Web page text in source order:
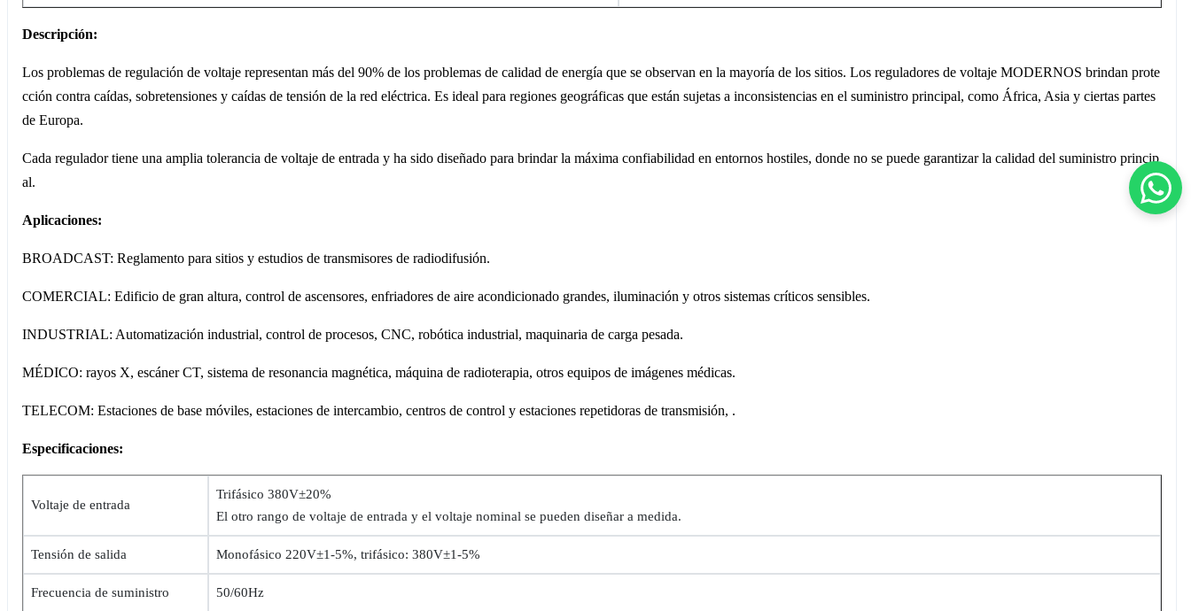
Descripción:
Los problemas de regulación de voltaje representan más del 90% de los problemas de calidad de energía que se observan en la mayoría de los sitios. Los reguladores de voltaje MODERNOS brindan prote
cción contra caídas, sobretensiones y caídas de tensión de la red eléctrica. Es ideal para regiones geográficas que están sujetas a inconsistencias en el suministro principal, como África, Asia y ciertas partes
de Europa.
Cada regulador tiene una amplia tolerancia de voltaje de entrada y ha sido diseñado para brindar la máxima confiabilidad en entornos hostiles, donde no se puede garantizar la calidad del suministro princip
al.
Aplicaciones:
BROADCAST: Reglamento para sitios y estudios de transmisores de radiodifusión.
COMERCIAL: Edificio de gran altura, control de ascensores, enfriadores de aire acondicionado grandes, iluminación y otros sistemas críticos sensibles.
INDUSTRIAL: Automatización industrial, control de procesos, CNC, robótica industrial, maquinaria de carga pesada.
MÉDICO: rayos X, escáner CT, sistema de resonancia magnética, máquina de radioterapia, otros equipos de imágenes médicas.
TELECOM: Estaciones de base móviles, estaciones de intercambio, centros de control y estaciones repetidoras de transmisión, .
Especificaciones:
Voltaje de entrada
Trifásico 380V±20%
El otro rango de voltaje de entrada y el voltaje nominal se pueden diseñar a medida.
Tensión de salida Monofásico 220V±1-5%, trifásico: 380V±1-5%
Frecuencia de suministro 50/60Hz